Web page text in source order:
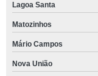
Lagoa Santa
Matozinhos
Mário Campos
Nova União